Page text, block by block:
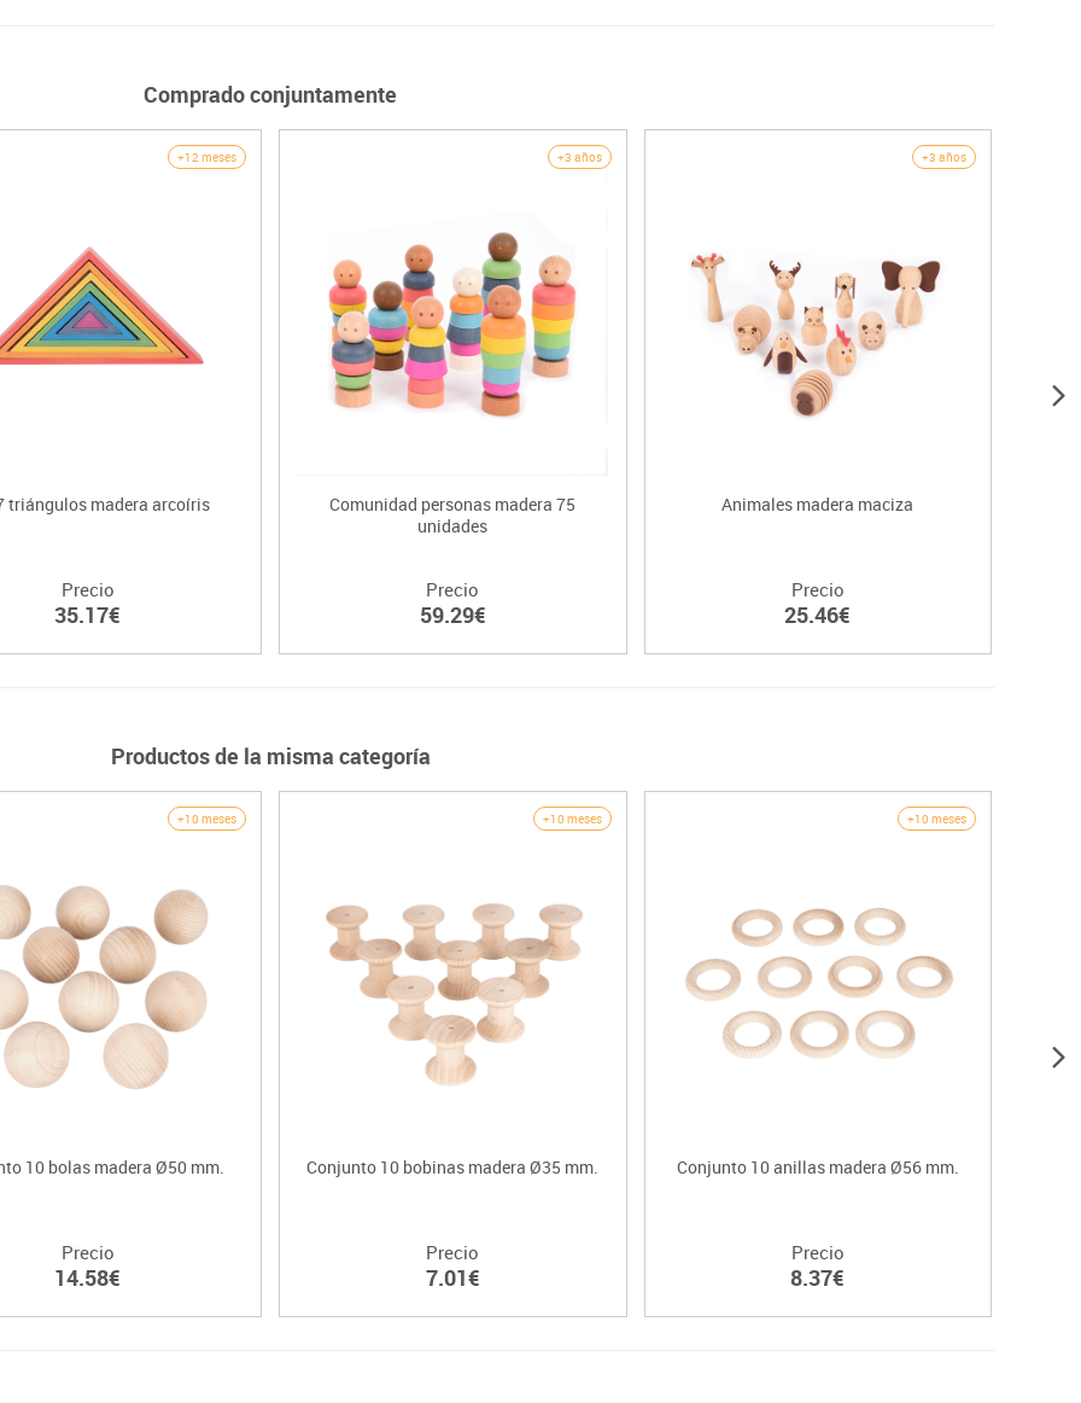
Comprado conjuntamente
+12 meses
triángulos madera arcoíris
Precio
35.17€
+3 años
Comunidad personas madera 75
unidades
Precio
59.29€
+3 años
Animales madera maciza
Precio
25.46€
Productos de la misma categoría
+10 meses
10 bolas madera Ø50 mm.
Precio
14.58€
+10 meses
Conjunto 10 bobinas madera Ø35 mm.
Precio
7.01€
+10 meses
Conjunto 10 anillas madera Ø56 mm.
Precio
8.37€